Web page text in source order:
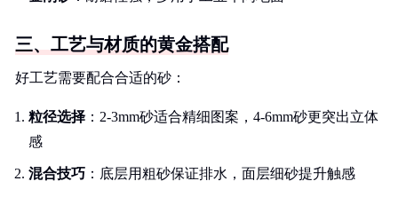
三、工艺与材质的黄金搭配
好工艺需要配合合适的砂：
粒径选择 ：2-3mm砂适合精细图案，4-6mm砂更突出立体
感
混合技巧 ：底层用粗砂保证排水，面层细砂提升触感